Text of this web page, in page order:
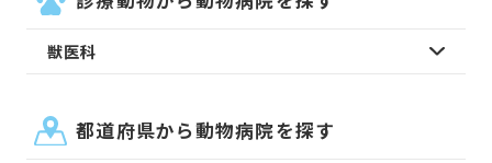
獣医科
都道府県から動物病院を探す